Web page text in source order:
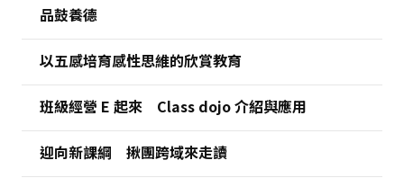
品鼓養德
以五感培育感性思維的欣賞教育
班級經營 E 起來 Class dojo 介紹與應用
迎向新課綱 揪團跨域來走讀